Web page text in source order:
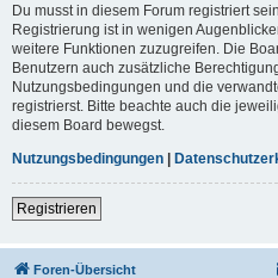
Du musst in diesem Forum registriert
Registrierung ist in wenigen
weitere Funktionen zuzugreifen. Die
Benutzern auch zusätzliche
Nutzungsbedingungen und die
registrierst. Bitte beachte auch die
diesem Board bewegst.
Nutzungsbedingungen |
Registrieren
Foren-Übersicht